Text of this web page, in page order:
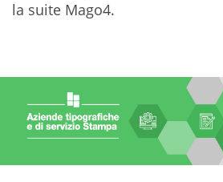
la suite Mago4.